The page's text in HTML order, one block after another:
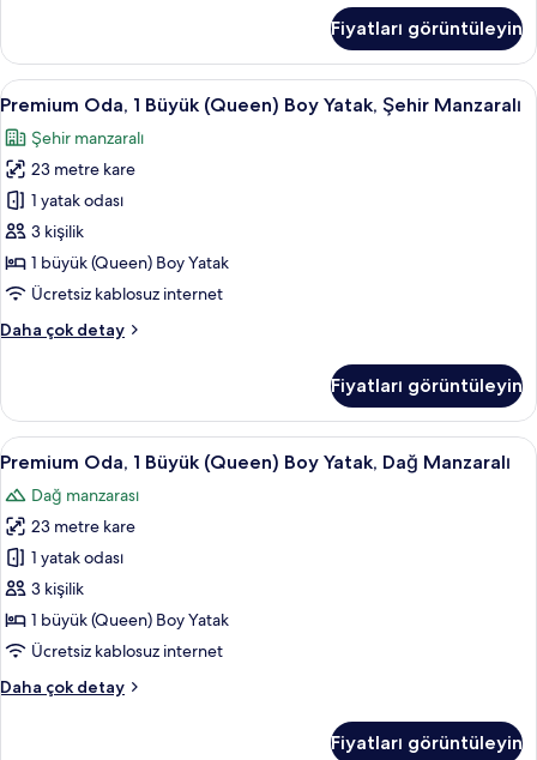
fotoğrafları
görün
Büyük
(King)
Boy
Dağ
Manzaralı
hakkında
daha
fazla
detay
Fiyatları görüntüleyin
Premium
Oda,
1
Büyük
(Queen)
Boy
Yatak,
Şehir
için
görün
Kaliteli yatak takımı, odada kasa, masa
2
Premium Oda, 1 Büyük (Queen) Boy Yatak, Şehir Manzaralı
Şehir manzaralı
23 metre kare
1 yatak odası
3 kişilik
1 büyük (Queen) Boy Yatak
Ücretsiz kablosuz internet
Daha çok detay
Premium
(Queen)
Boy
Yatak,
Manzaralı
hakkında
daha
fazla
detay
Fiyatları görüntüleyin
Premium
Oda,
1
Büyük
(Queen)
Boy
Yatak,
Dağ
için
Kaliteli yatak takımı, odada kasa, masa
2
Premium Oda, 1 Büyük (Queen) Boy Yatak, Dağ Manzaralı
Dağ manzarası
23 metre kare
1 yatak odası
3 kişilik
1 büyük (Queen) Boy Yatak
Ücretsiz kablosuz internet
Daha çok detay
Premium
Fiyatları görüntüleyin